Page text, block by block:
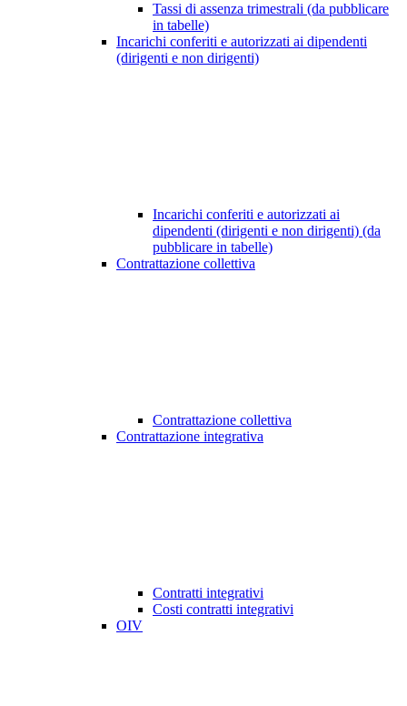
Tassi di assenza trimestrali (da pubblicare
in tabelle)
Incarichi conferiti e autorizzati ai dipendenti
(dirigenti e non dirigenti)
Incarichi conferiti e autorizzati ai
dipendenti (dirigenti e non dirigenti) (da
pubblicare in tabelle)
Contrattazione collettiva
Contrattazione collettiva
Contrattazione integrativa
Contratti integrativi
Costi contratti integrativi
OIV